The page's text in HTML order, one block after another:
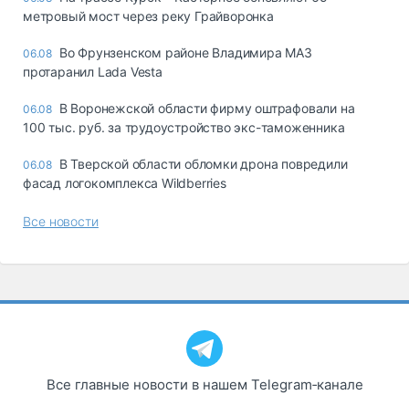
метровый мост через реку Грайворонка
06.08 Во Фрунзенском районе Владимира МАЗ
протаранил Lada Vesta
06.08 В Воронежской области фирму оштрафовали на
100 тыс. руб. за трудоустройство экс-таможенника
06.08 В Тверской области обломки дрона повредили
фасад логокомплекса Wildberries
Все новости
Все главные новости в нашем Telegram‑канале